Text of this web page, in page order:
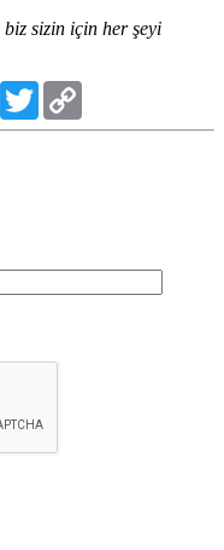
sizin için her şeyi
MessageTwitter